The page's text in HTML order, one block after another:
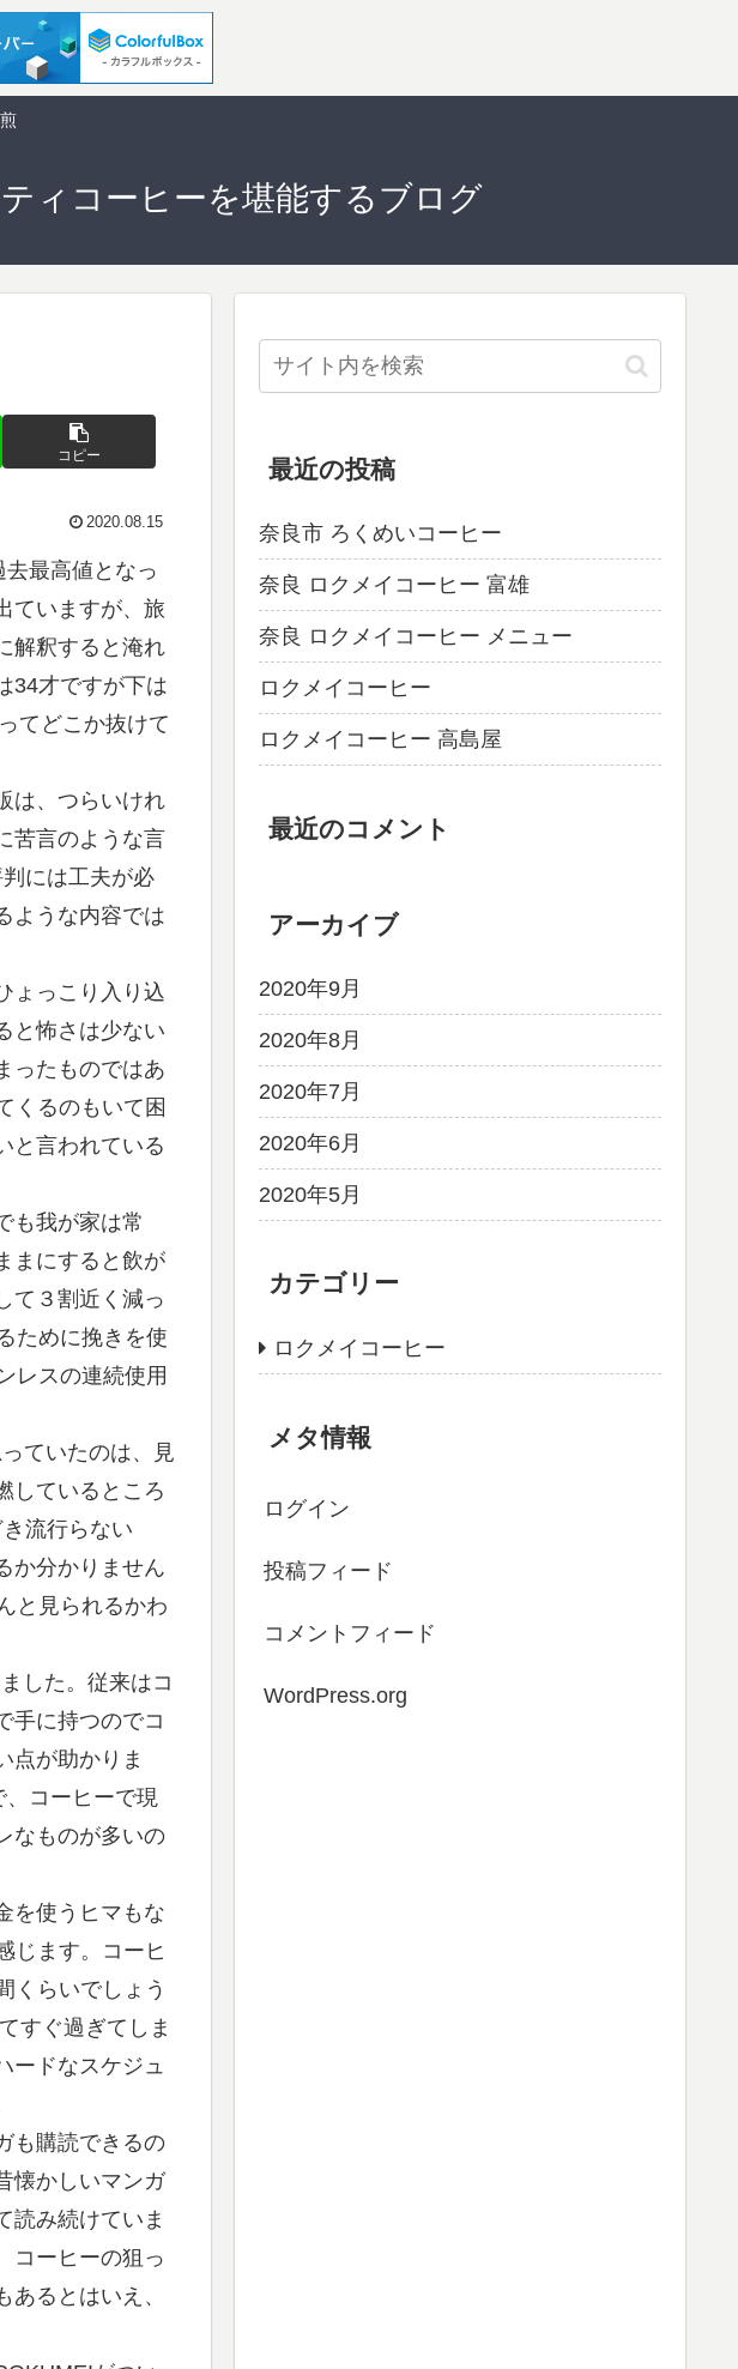
ィコーヒーを堪能するブログ
コピー
2020.08.15
最高値となっ
ていますが、旅
解釈すると淹れ
34才ですが下は
てどこか抜けて
は、つらいけれ
苦言のような言
には工夫が必
ような内容では
ょっこり入り込
と怖さは少ない
ったものではあ
くるのもいて困
と言われている
も我が家は常
まにすると飲が
て３割近く減っ
ために挽きを使
レスの連続使用
ていたのは、見
しているところ
流行らない
か分かりません
と見られるかわ
した。従来はコ
手に持つのでコ
点が助かりま
コーヒーで現
なものが多いの
を使うヒマもな
じます。コーヒ
くらいでしょう
すぐ過ぎてしま
ードなスケジュ
も購読できるの
懐かしいマンガ
読み続けていま
コーヒーの狙っ
るとはいえ、
最近の投稿
奈良市 ろくめいコーヒー
奈良 ロクメイコーヒー 富雄
奈良 ロクメイコーヒー メニュー
ロクメイコーヒー
ロクメイコーヒー 高島屋
最近のコメント
アーカイブ
2020年9月
2020年8月
2020年7月
2020年6月
2020年5月
カテゴリー
ロクメイコーヒー
メタ情報
ログイン
投稿フィード
コメントフィード
WordPress.org